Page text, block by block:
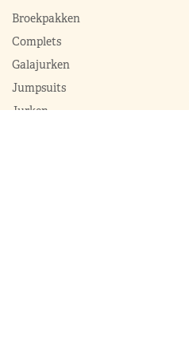
Broekpakken
Complets
Galajurken
Jumpsuits
Jurken